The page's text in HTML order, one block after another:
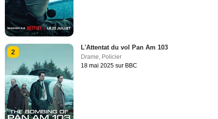
2
L'Attentat du vol Pan Am 103
Drame Policier
18 mai 2025 sur BBC